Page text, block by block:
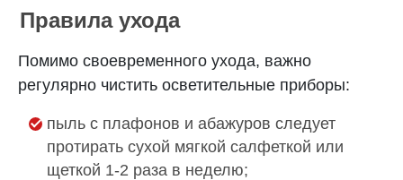
Правила ухода
Помимо своевременного ухода, важно
регулярно чистить осветительные приборы:
пыль с плафонов и абажуров следует
протирать сухой мягкой салфеткой или
щеткой 1-2 раза в неделю;